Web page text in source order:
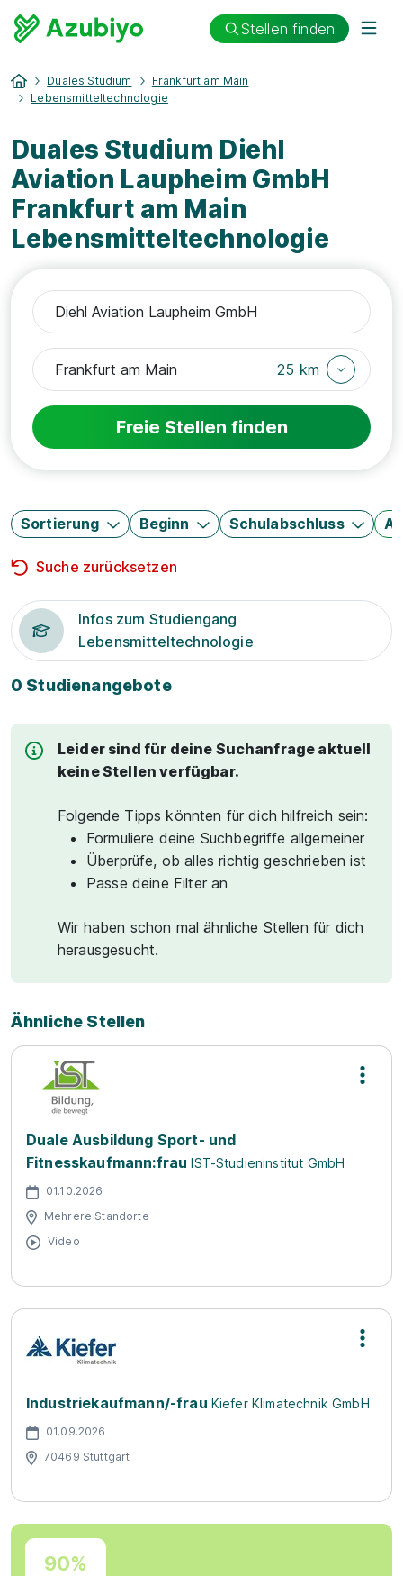
Stellen finden
Duales Studium
Frankfurt am Main
Lebensmitteltechnologie
Duales Studium Diehl
Aviation Laupheim GmbH
Frankfurt am Main
Lebensmitteltechnologie
25 km
Freie Stellen finden
Sortierung Beginn Schulabschluss
Suche zurücksetzen
Infos zum Studiengang
Lebensmitteltechnologie
0 Studienangebote
Leider sind für deine Suchanfrage aktuell
keine Stellen verfügbar.
Folgende Tipps könnten für dich hilfreich sein:
Formuliere deine Suchbegriffe allgemeiner
Überprüfe, ob alles richtig geschrieben ist
Passe deine Filter an
Wir haben schon mal ähnliche Stellen für dich
herausgesucht.
Ähnliche Stellen
Duale Ausbildung Sport- und
Fitnesskaufmann:frau IST-Studieninstitut GmbH
01.10.2026
Mehrere Standorte
Video
Industriekaufmann/-frau Kiefer Klimatechnik GmbH
01.09.2026
70469 Stuttgart
90%